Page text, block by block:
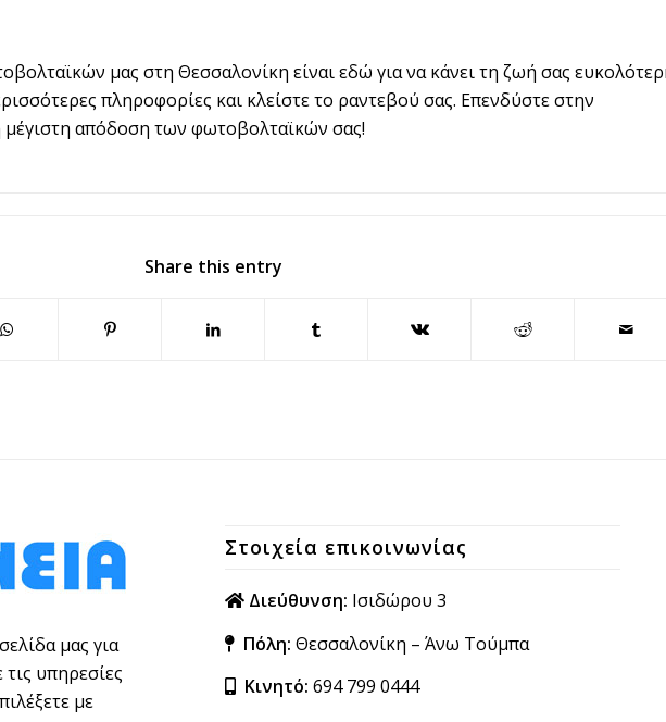
μας στη Θεσσαλονίκη είναι εδώ για να κάνει τη ζωή σας
πληροφορίες και κλείστε το ραντεβού σας. Επενδύστε στην
μέγιστη απόδοση των φωτοβολταϊκών σας!
Share this entry
μας για
υπηρεσίες
με
Στοιχεία επικοινωνίας
Διεύθυνση: Ισιδώρου 3
Πόλη: Θεσσαλονίκη – Άνω Τούμπα
Κινητό: 694 799 0444